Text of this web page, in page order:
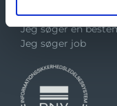
Jeg skal bruge
Jeg søger en
Jeg søger job